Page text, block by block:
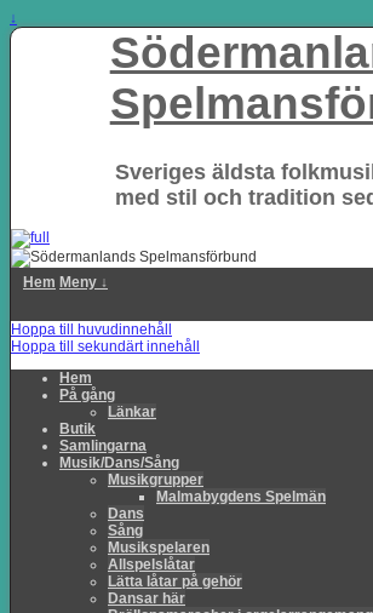
↓
Sveriges äldsta
med stil och tradition
Hem Meny ↓
Hoppa till huvudinnehåll
Hoppa till sekundärt innehåll
Hem
På gång
Länkar
Butik
Samlingarna
Musik/Dans/Sång
Musikgrupper
Malmabygdens Spelmän
Dans
Sång
Musikspelaren
Allspelslåtar
Lätta låtar på gehör
Dansar här